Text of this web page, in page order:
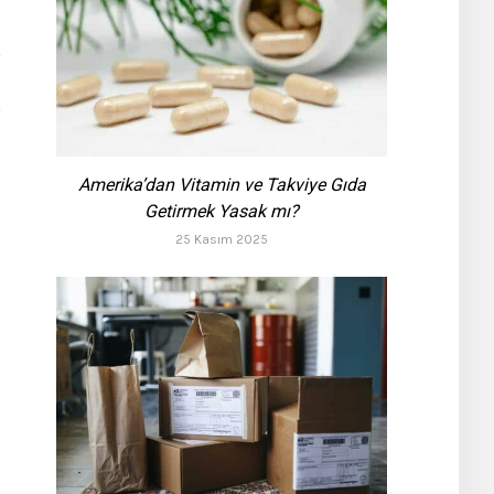
Amerika’dan Vitamin ve Takviye Gıda
Getirmek Yasak mı?
25 Kasım 2025